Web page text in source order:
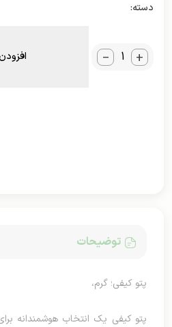
دسته:
_ +
توضیحات
پتو کیفی؛ گرم،
پتو کیفی یک انتخاب هوشمندانه